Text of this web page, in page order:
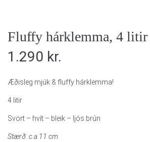
Fluffy hárklemma, 4 litir
1.290 kr.
Æðisleg mjúk & fluffy hárklemma!
4 litir
Svört – hvít – bleik – ljós brún
Stærð: c.a 11 cm